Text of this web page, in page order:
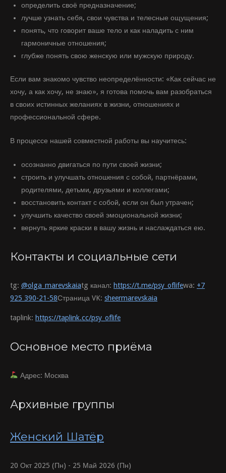
определить своё предназначение;
лучше узнать себя, свои чувства и телесные ощущения;
понять, что говорит ваше тело и как наладить с ним
гармоничные отношения;
глубже понять свою женскую или мужскую природу.
Если вам знакомо чувство неопределённости: «Как сейчас не
хочу, а как хочу, не знаю», я готова помочь вам разобраться
в своих истинных желаниях в жизни, отношениях и
профессиональной сфере.
В процессе нашей совместной работы вы научитесь:
осознанно двигаться по пути своей жизни;
строить и улучшать отношения с собой, партнёрами,
родителями, детьми, друзьями и коллегами;
восстановить контакт с собой, если он был утрачен;
улучшить качество своей эмоциональной жизни;
вернуть яркие краски в вашу жизнь и наслаждаться ею.
Контакты и социальные сети
tg: @olga_marevskaiatg канал: https://t.me/psy_oflifewa: +7
925 390-21-58Страница VK: sheermarevskaia
taplink: https://taplink.cc/psy_oflife
Основное место приёма
Адрес: Москва
Архивные группы
Женский Шатёр
20 Окт 2025 (Пн) - 25 Май 2026 (Пн)